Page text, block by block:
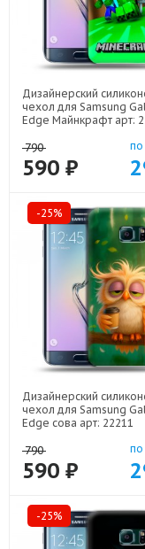
Дизайнерский
чехол для Samsung
Edge Майнкрафт арт:
790
590 ₽
по
-25%
Дизайнерский
чехол для Samsung
Edge сова арт: 22211
790
590 ₽
по
-25%